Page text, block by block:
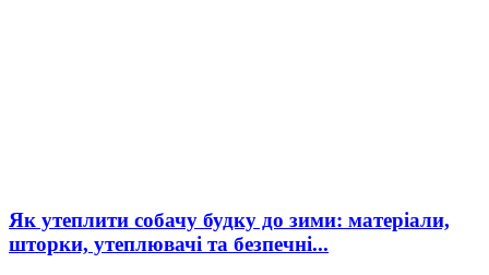
Як утеплити собачу будку до зими: матеріали,
шторки, утеплювачі та безпечні...